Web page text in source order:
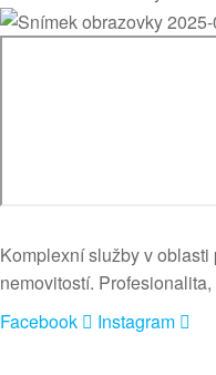
Komplexní služby v
nemovitostí.
Facebook
Instagram